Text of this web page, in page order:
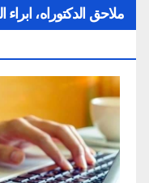
ملاحق الدكتوراه، ابراء